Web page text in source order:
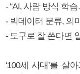
- “AI, 사람 방식 학
- 빅데이터 분류, 의
- 도구로 잘 쓴다면
‘100세 시대’를 살